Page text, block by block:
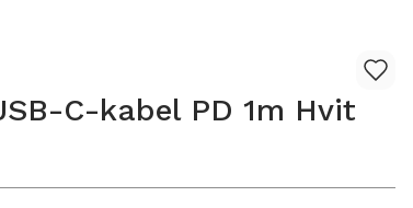
C-kabel PD 1m Hvit